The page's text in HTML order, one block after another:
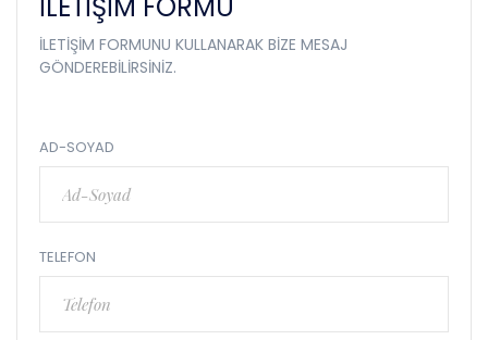
İLETIŞIM FORMUNU KULLANARAK BIZE MESAJ
GÖNDEREBILIRSINIZ.
AD-SOYAD
TELEFON